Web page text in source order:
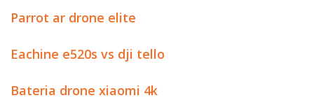
Parrot ar drone elite
Eachine e520s vs dji tello
Bateria drone xiaomi 4k